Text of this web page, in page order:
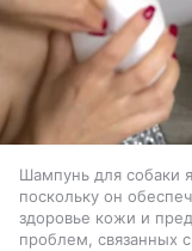
Шампунь для собаки
поскольку он
здоровье кожи и
проблем, связанных